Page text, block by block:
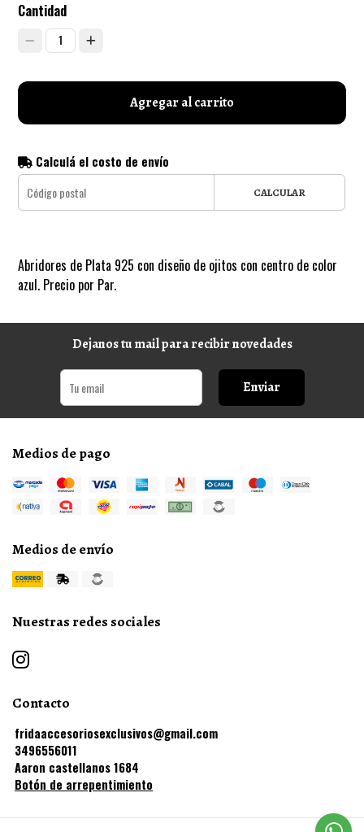
Cantidad
1
Agregar al carrito
Calculá el costo de envío
CALCULAR
Abridores de Plata 925 con diseño de ojitos con centro de color
azul. Precio por Par.
Dejanos tu mail para recibir novedades
Enviar
Medios de pago
Medios de envío
Nuestras redes sociales
Contacto
fridaaccesoriosexclusivos@gmail.com
3496556011
Aaron castellanos 1684
Botón de arrepentimiento